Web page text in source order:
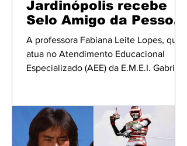
Jardinópolis recebe
Selo Amigo da Pessoa
com TEA
A professora Fabiana Leite Lopes, que
atua no Atendimento Educacional
Especializado (AEE) da E.M.E.I. Gabriel
reconhecimento concedido pelo
Governo do Estado de São Paulo, por
meio da Secretaria de Estado dos